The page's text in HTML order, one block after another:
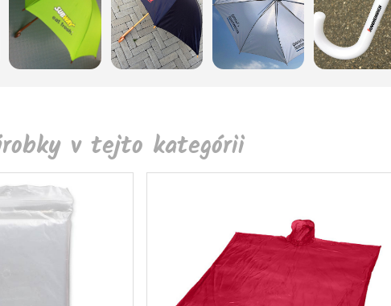
v tejto kategórii